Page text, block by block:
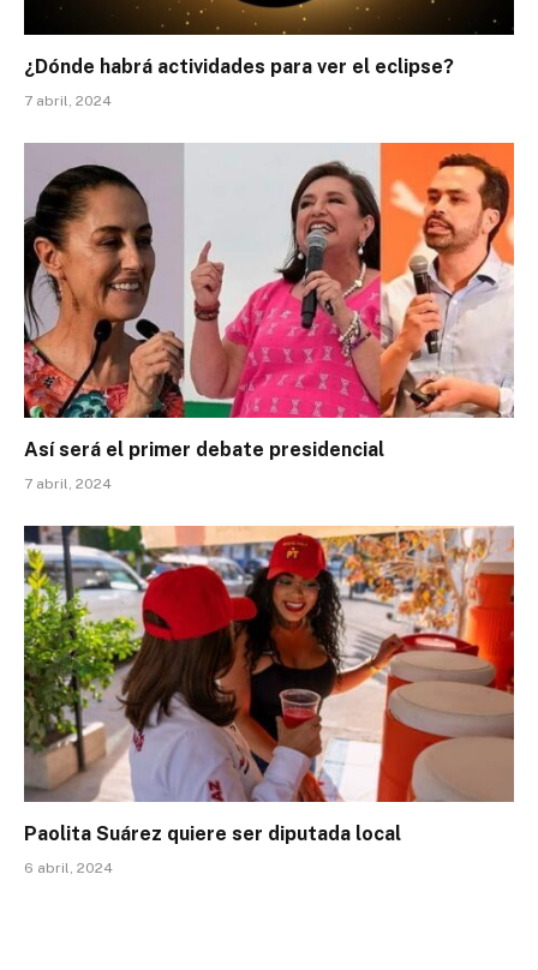
¿Dónde habrá actividades para ver el eclipse?
7 abril, 2024
Así será el primer debate presidencial
7 abril, 2024
Paolita Suárez quiere ser diputada local
6 abril, 2024